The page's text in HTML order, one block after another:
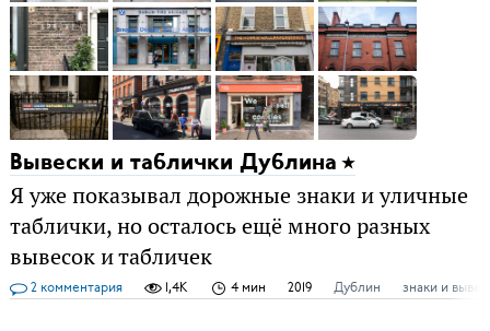
Вывески и таблички Дублина
Я уже показывал дорожные знаки и уличные
таблички, но осталось ещё много разных
вывесок и табличек
2 комментария 1,4K 4 мин 2019 Дублин знаки и